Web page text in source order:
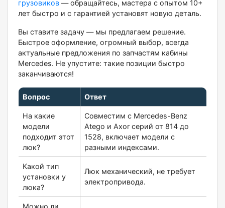
грузовиков — обращайтесь, мастера с опытом 10+
лет быстро и с гарантией установят новую деталь.
Вы ставите задачу — мы предлагаем решение.
Быстрое оформление, огромный выбор, всегда
актуальные предложения по запчастям кабины
Mercedes. Не упустите: такие позиции быстро
заканчиваются!
Вопрос Ответ
На какие
модели
подходит этот
люк?
Совместим с Mercedes-Benz
Atego и Axor серий от 814 до
1528, включает модели с
разными индексами.
Какой тип
установки у
люка?
Люк механический, не требует
электропривода.
Можно ли